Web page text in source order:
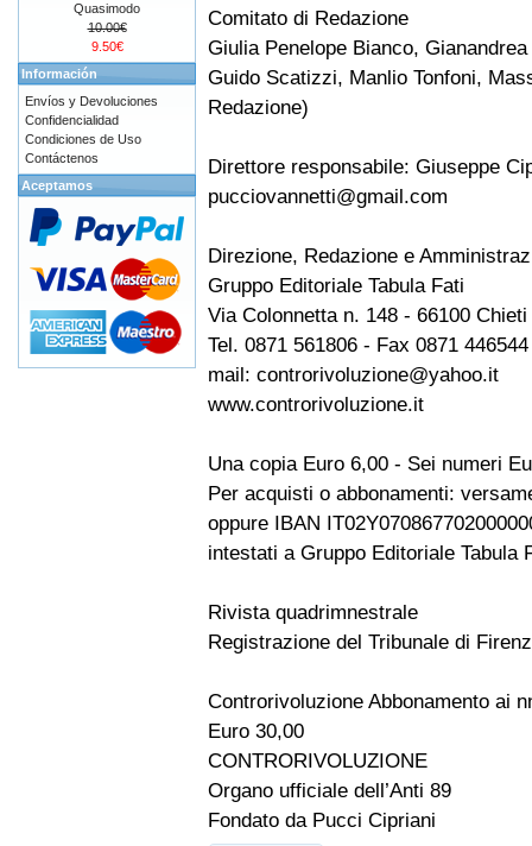
Comitato di Redazione
Giulia Penelope Bianco,
Guido Scatizzi, Manlio Tonfoni,
Redazione)
Direttore responsabile: Giuseppe
pucciovannetti@gmail.com
Direzione, Redazione e
Gruppo Editoriale Tabula Fati
Via Colonnetta n. 148 - 66100 Chieti
Tel. 0871 561806 - Fax 0871 446544
mail: controrivoluzione@yahoo.it
www.controrivoluzione.it
Una copia Euro 6,00 - Sei numeri
Per acquisti o abbonamenti:
oppure IBAN
intestati a Gruppo Editoriale Tabula
Rivista quadrimnestrale
Registrazione del Tribunale di
Controrivoluzione Abbonamento ai
Euro 30,00
CONTRORIVOLUZIONE
Organo ufficiale dell’Anti 89
Fondato da Pucci Cipriani
Quasimodo
10.00€
9.50€
Información
Envíos y Devoluciones
Confidencialidad
Condiciones de Uso
Contáctenos
Aceptamos